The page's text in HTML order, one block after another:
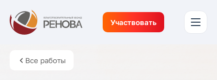
Участвовать
Все работы